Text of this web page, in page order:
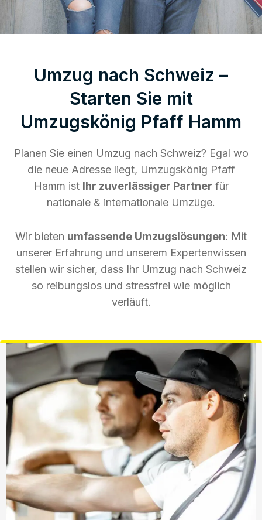
Umzug nach Schweiz –
Starten Sie mit
Umzugskönig Pfaff Hamm
Planen Sie einen Umzug nach Schweiz? Egal wo
die neue Adresse liegt, Umzugskönig Pfaff
Hamm ist Ihr zuverlässiger Partner für
nationale & internationale Umzüge.
Wir bieten umfassende Umzugslösungen: Mit
unserer Erfahrung und unserem Expertenwissen
stellen wir sicher, dass Ihr Umzug nach Schweiz
so reibungslos und stressfrei wie möglich
verläuft.